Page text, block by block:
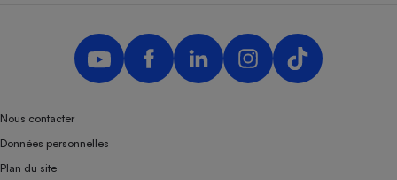
Nous contacter
Données personnelles
Plan du site